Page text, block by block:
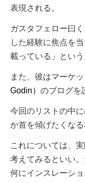
表現される。
ガスタフェロー曰
した経験に焦点を
載っている」という
また、彼はマーケ
Godin） のブログを
今回のリストの中
か首を傾げたくな
これについては、
考えてみるといい
何にインスレーシ